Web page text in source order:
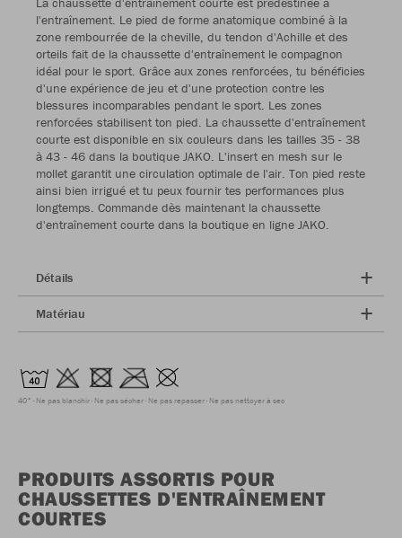
l'entraînement. Le pied de forme anatomique combiné à la
zone rembourrée de la cheville, du tendon d'Achille et des
orteils fait de la chaussette d'entraînement le compagnon
idéal pour le sport. Grâce aux zones renforcées, tu bénéficies
d'une expérience de jeu et d'une protection contre les
blessures incomparables pendant le sport. Les zones
renforcées stabilisent ton pied. La chaussette d'entraînement
courte est disponible en six couleurs dans les tailles 35 - 38
à 43 - 46 dans la boutique JAKO. L'insert en mesh sur le
mollet garantit une circulation optimale de l'air. Ton pied reste
ainsi bien irrigué et tu peux fournir tes performances plus
longtemps. Commande dès maintenant la chaussette
d'entraînement courte dans la boutique en ligne JAKO.
Détails
Matériau
40° Ne pas blanchir Ne pas sécher Ne pas repasser Ne pas nettoyer à sec
PRODUITS ASSORTIS POUR
CHAUSSETTES D'ENTRAÎNEMENT
COURTES